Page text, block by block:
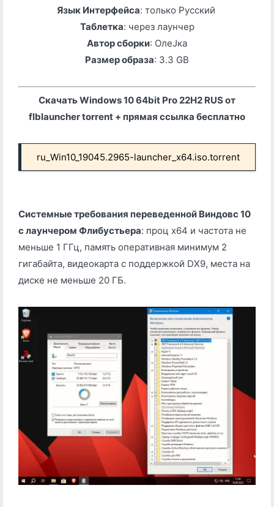
Язык Интерфейса: только Русский
Таблетка: через лаунчер
Автор сборки: ОлеJка
Размер образа: 3.3 GB
Скачать Windows 10 64bit Pro 22H2 RUS от
flblauncher torrent + прямая ссылка бесплатно
ru_Win10_19045.2965-launcher_x64.iso.torrent
Системные требования переведенной Виндовс 10
с лаунчером Флибустьера: проц х64 и частота не
меньше 1 ГГц, память оперативная минимум 2
гигабайта, видеокарта с поддержкой DX9, места на
диске не меньше 20 ГБ.